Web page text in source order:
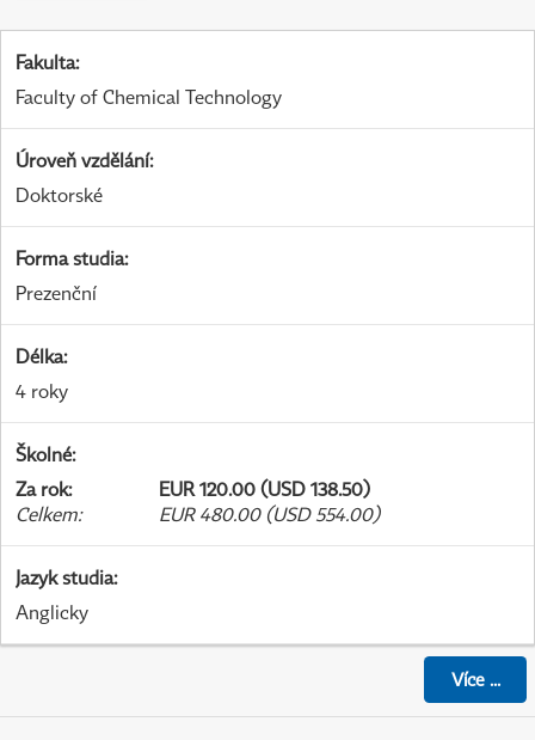
Fakulta:
Faculty of Chemical Technology
Úroveň vzdělání:
Doktorské
Forma studia:
Prezenční
Délka:
4 roky
Školné:
Za rok:
EUR 120.00 (USD 138.50)
Celkem: EUR 480.00 (USD 554.00)
Jazyk studia:
Anglicky
Více...